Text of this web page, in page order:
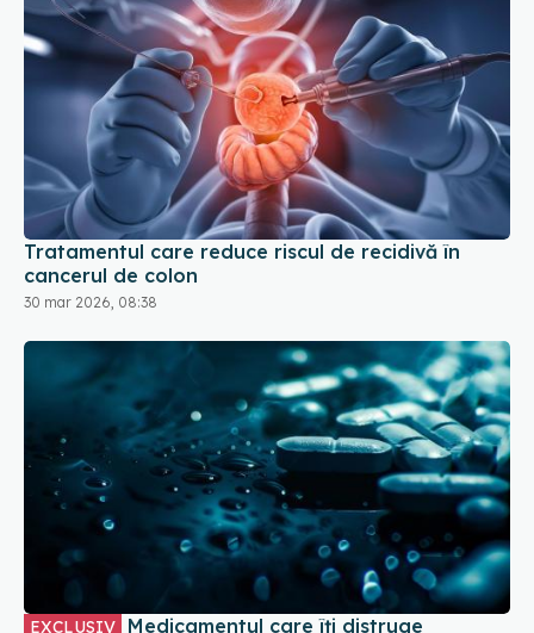
Tratamentul care reduce riscul de recidivă în
cancerul de colon
30 mar 2026, 08:38
EXCLUSIV
stomacul. Duce la infecții
20 iun 2026, 11:45